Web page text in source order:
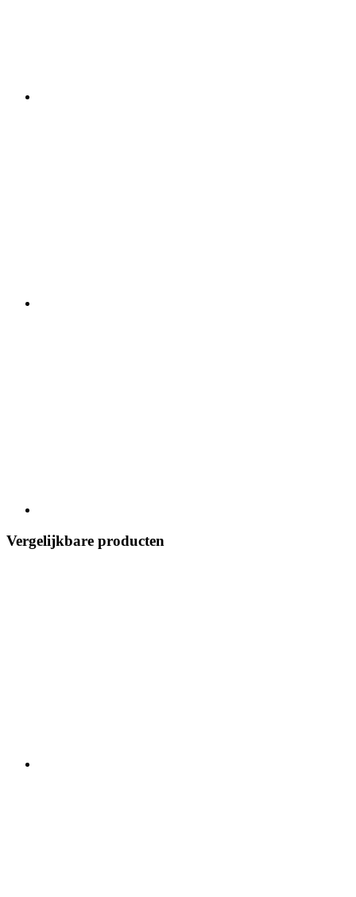
Vergelijkbare producten